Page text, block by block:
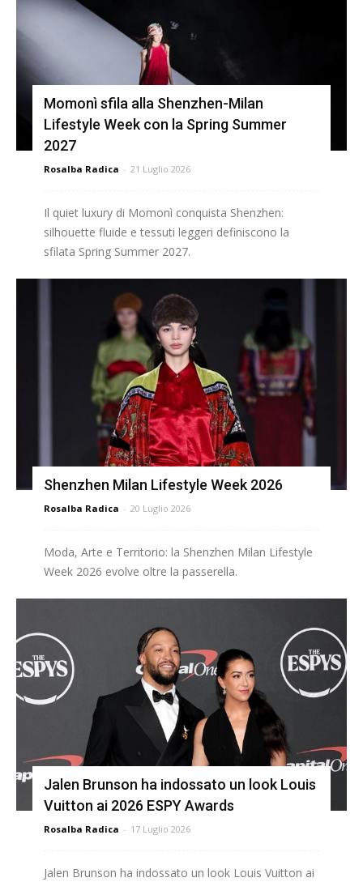
Momonì sfila alla Shenzhen-Milan
Lifestyle Week con la Spring Summer
2027
Rosalba Radica - 21 Luglio 2026
Il quiet luxury di Momonì conquista Shenzhen:
silhouette fluide e tessuti leggeri definiscono la
sfilata Spring Summer 2027.
Shenzhen Milan Lifestyle Week 2026
Rosalba Radica - 20 Luglio 2026
Moda, Arte e Territorio: la Shenzhen Milan Lifestyle
Week 2026 evolve oltre la passerella.
Jalen Brunson ha indossato un look Louis
Vuitton ai 2026 ESPY Awards
Rosalba Radica - 17 Luglio 2026
Jalen Brunson ha indossato un look Louis Vuitton ai